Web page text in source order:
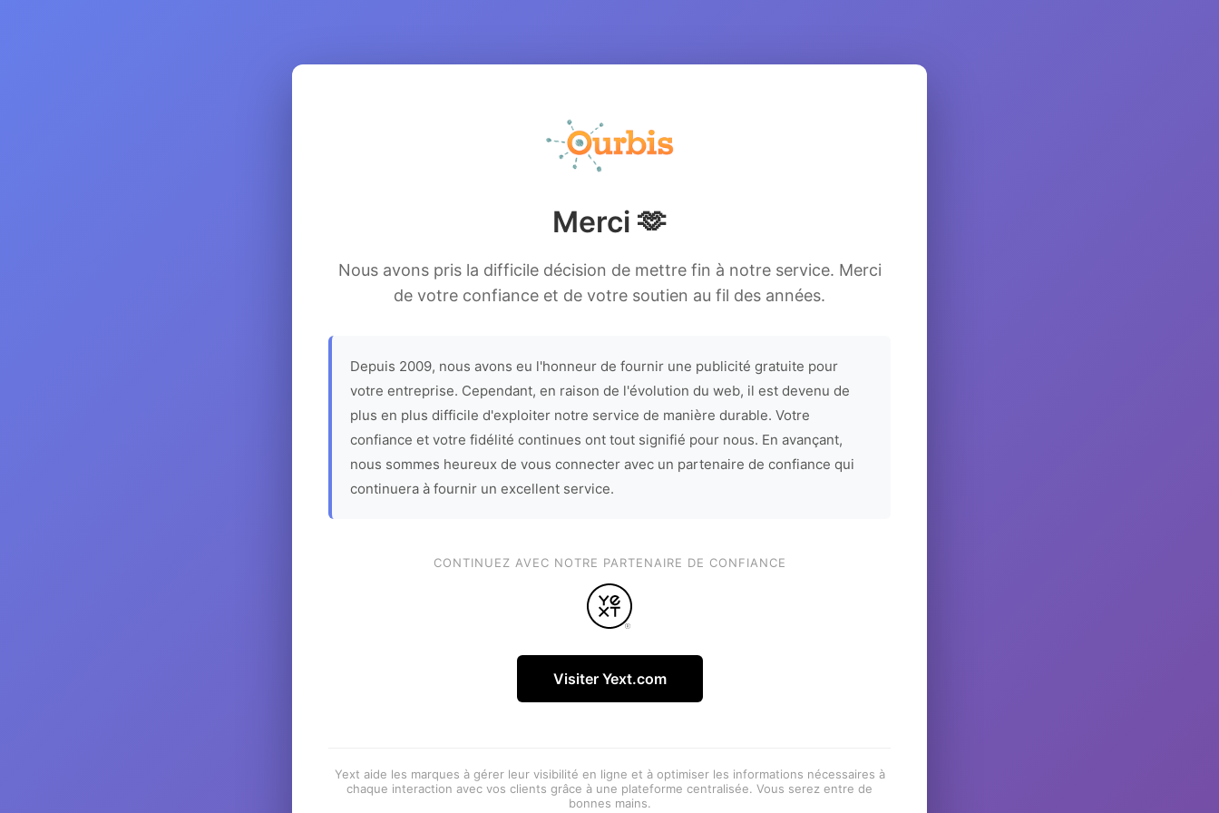
Merci 🫶
Nous avons pris la difficile décision de mettre fin à notre service. Merci
de votre confiance et de votre soutien au fil des années.
Depuis 2009, nous avons eu l'honneur de fournir une publicité gratuite pour
votre entreprise. Cependant, en raison de l'évolution du web, il est devenu de
plus en plus difficile d'exploiter notre service de manière durable. Votre
confiance et votre fidélité continues ont tout signifié pour nous. En avançant,
nous sommes heureux de vous connecter avec un partenaire de confiance qui
continuera à fournir un excellent service.
CONTINUEZ AVEC NOTRE PARTENAIRE DE CONFIANCE
Visiter Yext.com
Yext aide les marques à gérer leur visibilité en ligne et à optimiser les informations nécessaires à
chaque interaction avec vos clients grâce à une plateforme centralisée. Vous serez entre de
bonnes mains.